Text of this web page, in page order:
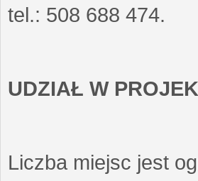
tel.: 508 688 474.
UDZIAŁ W
Liczba miejsc jest